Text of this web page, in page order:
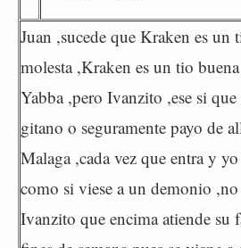
Juan ,sucede que Kraken es un
molesta ,Kraken es un tio
Yabba ,pero Ivanzito ,ese si que
gitano o seguramente payo de
Malaga ,cada vez que entra y
como si viese a un demonio
Ivanzito que encima atiende su